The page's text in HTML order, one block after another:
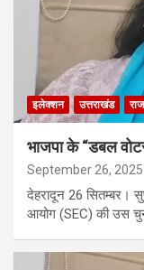
इलेक्शन उत्तराखंड
भाजपा के “डबल
September 26, 2025
देहरादून 26 सितम्बर।
आयोग (SEC) की उस